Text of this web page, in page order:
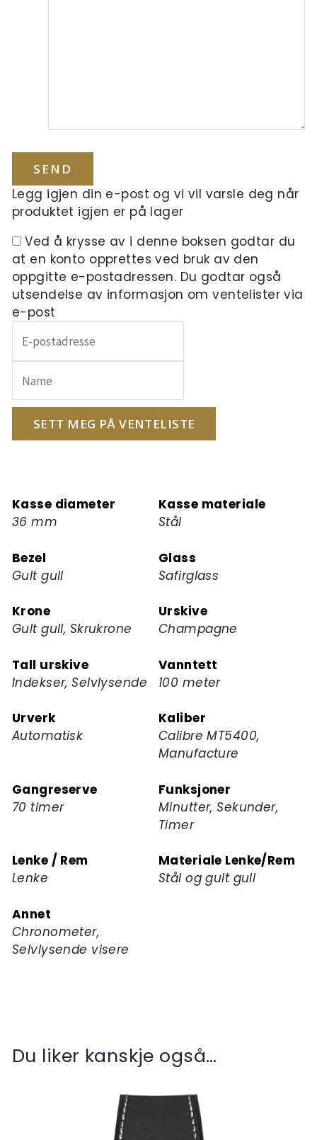
Legg igjen din e-post og vi vil varsle deg når
produktet igjen er på lager
Ved å krysse av i denne boksen godtar du
at en konto opprettes ved bruk av den
oppgitte e-postadressen. Du godtar også
utsendelse av informasjon om ventelister via
e-post
inn
e-
postadressen
din
ventelisten
for
produktet
SETT MEG PÅ VENTELISTE
Kasse diameter
36 mm
Kasse materiale
Stål
Bezel
Gult gull
Glass
Safirglass
Krone
Gult gull, Skrukrone
Urskive
Champagne
Tall urskive
Indekser, Selvlysende
Vanntett
100 meter
Urverk
Automatisk
Kaliber
Calibre MT5400,
Manufacture
Gangreserve
70 timer
Funksjoner
Minutter, Sekunder,
Timer
Lenke / Rem
Lenke
Materiale Lenke/Rem
Stål og gult gull
Annet
Chronometer,
Selvlysende visere
Du liker kanskje også…